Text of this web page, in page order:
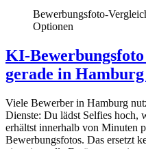
Bewerbungsfoto-
Optionen
KI-
gerade in
Viele Bewerber in Hamburg
Dienste: Du lädst Selfies hoch,
erhältst innerhalb von Minuten
Bewerbungsfotos. Das ersetzt